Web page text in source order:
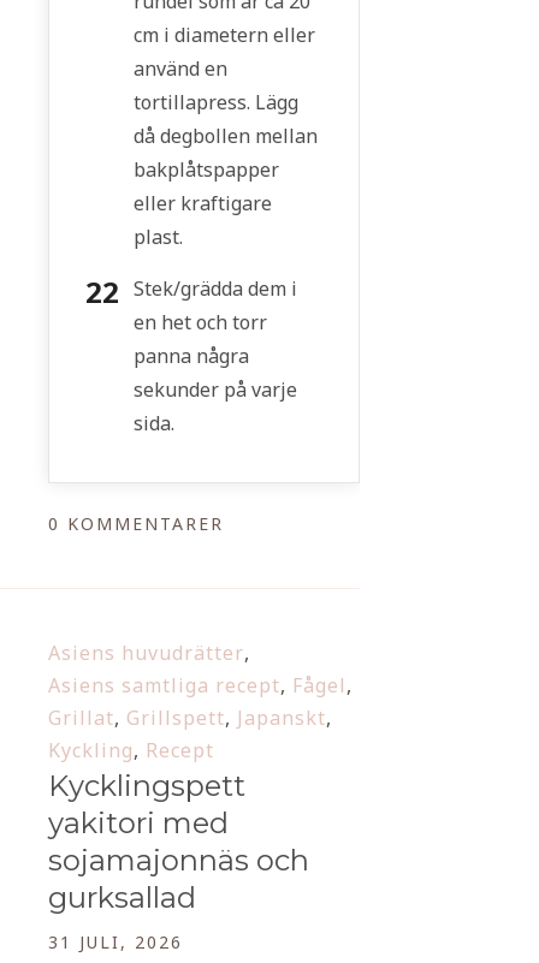
cm i diametern eller
använd en
tortillapress. Lägg
då degbollen mellan
bakplåtspapper
eller kraftigare
plast.
Stek/grädda dem i
en het och torr
panna några
sekunder på varje
sida.
0 KOMMENTARER
Asiens huvudrätter,
Asiens samtliga recept, Fågel,
Grillat, Grillspett, Japanskt,
Kyckling, Recept
Kycklingspett
yakitori med
sojamajonnäs och
gurksallad
31 JULI, 2026